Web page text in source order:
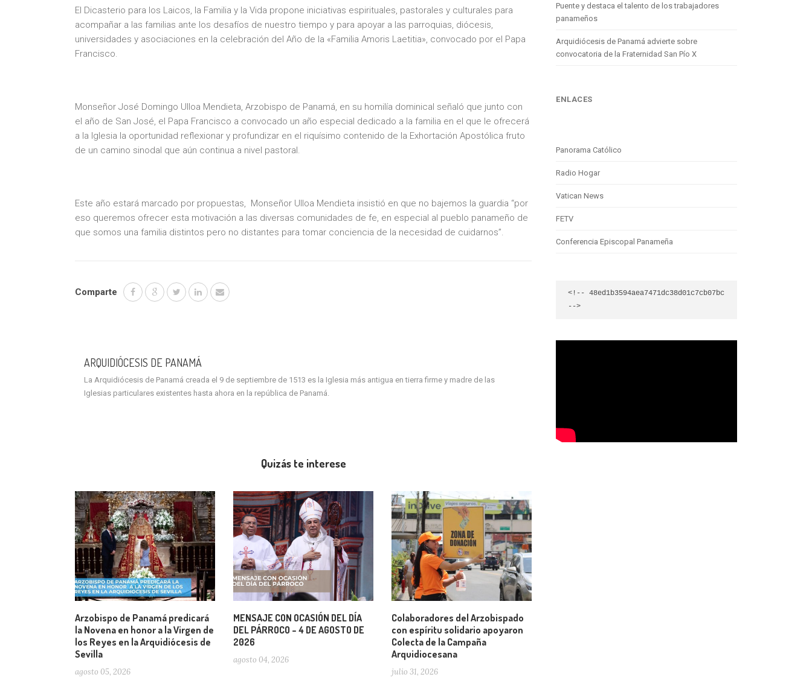
El Dicasterio para los Laicos, la Familia y la Vida propone iniciativas espirituales, pastorales y culturales para
acompañar a las familias ante los desafíos de nuestro tiempo y para apoyar a las parroquias, diócesis,
universidades y asociaciones en la celebración del Año de la «Familia Amoris Laetitia», convocado por el Papa
Francisco.
Monseñor José Domingo Ulloa Mendieta, Arzobispo de Panamá, en su homilía dominical señaló que junto con
el año de San José, el Papa Francisco a convocado un año especial dedicado a la familia en el que le ofrecerá
a la Iglesia la oportunidad reflexionar y profundizar en el riquísimo contenido de la Exhortación Apostólica fruto
de un camino sinodal que aún continua a nivel pastoral.
Este año estará marcado por propuestas, Monseñor Ulloa Mendieta insistió en que no bajemos la guardia “por
eso queremos ofrecer esta motivación a las diversas comunidades de fe, en especial al pueblo panameño de
que somos una familia distintos pero no distantes para tomar conciencia de la necesidad de cuidarnos”.
Comparte
ARQUIDIÓCESIS DE PANAMÁ
La Arquidiócesis de Panamá creada el 9 de septiembre de 1513 es la Iglesia más antigua en tierra firme y madre de las
Iglesias particulares existentes hasta ahora en la república de Panamá.
Quizás te interese
Arzobispo de Panamá predicará
la Novena en honor a la Virgen de
los Reyes en la Arquidiócesis de
Sevilla
agosto 05, 2026
MENSAJE CON OCASIÓN DEL DÍA
DEL PÁRROCO – 4 DE AGOSTO DE
2026
agosto 04, 2026
Colaboradores del Arzobispado
con espíritu solidario apoyaron
Colecta de la Campaña
Arquidiocesana
julio 31, 2026
Puente y destaca el talento de los trabajadores
panameños
Arquidiócesis de Panamá advierte sobre
convocatoria de la Fraternidad San Pío X
ENLACES
Panorama Católico
Radio Hogar
Vatican News
FETV
Conferencia Episcopal Panameña
<!-- 48ed1b3594aea7471dc38d01c7cb07bc
-->